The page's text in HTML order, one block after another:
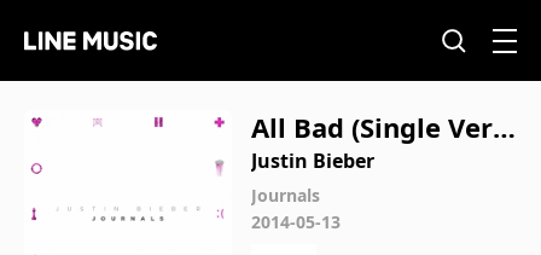
All Bad (Single Versi
on)
Justin Bieber
Journals
2014-05-13